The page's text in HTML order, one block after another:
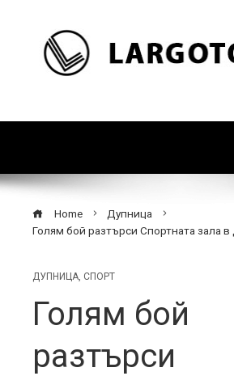
Home
Дупница
Голям бой разтърси Спортната зала в
ДУПНИЦА СПОРТ
Голям бой
разтърси